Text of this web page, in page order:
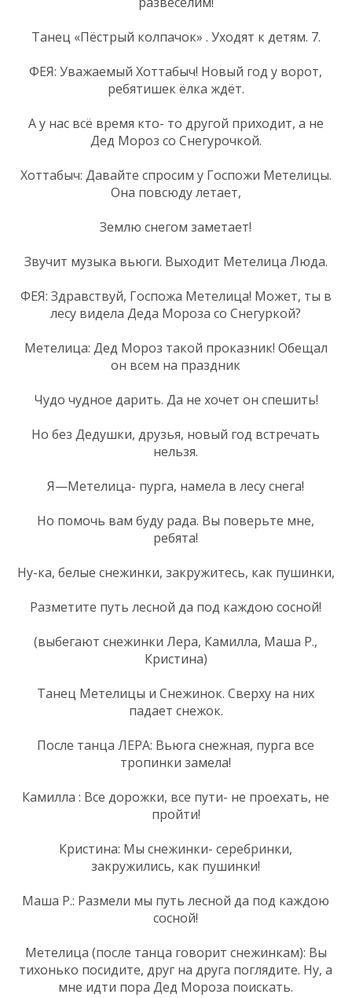
Танец «Пёстрый колпачок» . Уходят к детям. 7.
ФЕЯ: Уважаемый Хоттабыч! Новый год у ворот,
ребятишек ёлка ждёт.
А у нас всё время кто- то другой приходит, а не
Дед Мороз со Снегурочкой.
Хоттабыч: Давайте спросим у Госпожи Метелицы.
Она повсюду летает,
Землю снегом заметает!
Звучит музыка вьюги. Выходит Метелица Люда.
ФЕЯ: Здравствуй, Госпожа Метелица! Может, ты в
лесу видела Деда Мороза со Снегуркой?
Метелица: Дед Мороз такой проказник! Обещал
он всем на праздник
Чудо чудное дарить. Да не хочет он спешить!
Но без Дедушки, друзья, новый год встречать
нельзя.
Я—Метелица- пурга, намела в лесу снега!
Но помочь вам буду рада. Вы поверьте мне,
ребята!
Ну-ка, белые снежинки, закружитесь, как пушинки,
Разметите путь лесной да под каждою сосной!
(выбегают снежинки Лера, Камилла, Маша Р.,
Кристина)
Танец Метелицы и Снежинок. Сверху на них
падает снежок.
После танца ЛЕРА: Вьюга снежная, пурга все
тропинки замела!
Камилла : Все дорожки, все пути- не проехать, не
пройти!
Кристина: Мы снежинки- серебринки,
закружились, как пушинки!
Маша Р.: Размели мы путь лесной да под каждою
сосной!
Метелица (после танца говорит снежинкам): Вы
тихонько посидите, друг на друга поглядите. Ну, а
мне идти пора Дед Мороза поискать.